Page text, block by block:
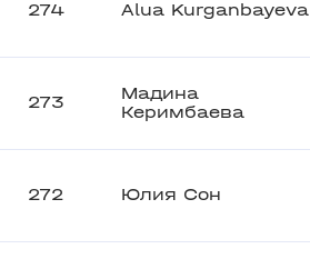
274 Alua Kurganbayeva
273
Мадина
Керимбаева
272 Юлия Сон